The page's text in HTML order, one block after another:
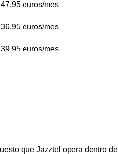
47,95 euros/mes
36,95 euros/mes
39,95 euros/mes
que Jazztel opera dentro de